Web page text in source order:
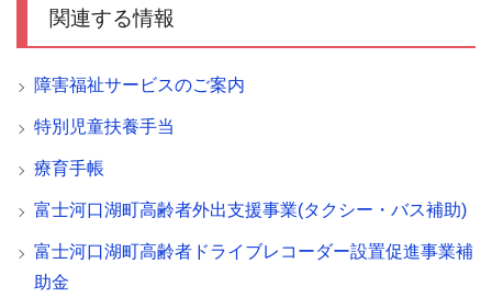
関連する情報
障害福祉サービスのご案内
特別児童扶養手当
療育手帳
富士河口湖町高齢者外出支援事業(タクシー・バス補助)
富士河口湖町高齢者ドライブレコーダー設置促進事業補
助金